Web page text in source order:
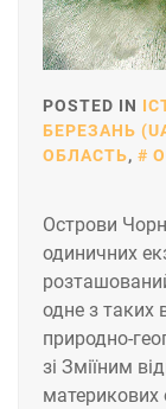
POSTED IN
БЕРЕЗАНЬ
ОБЛАСТЬ,
Острови
одиничних
одне з таких
природно-
зі Зміїним
материкових